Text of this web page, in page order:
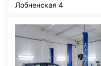
Лобненская 4